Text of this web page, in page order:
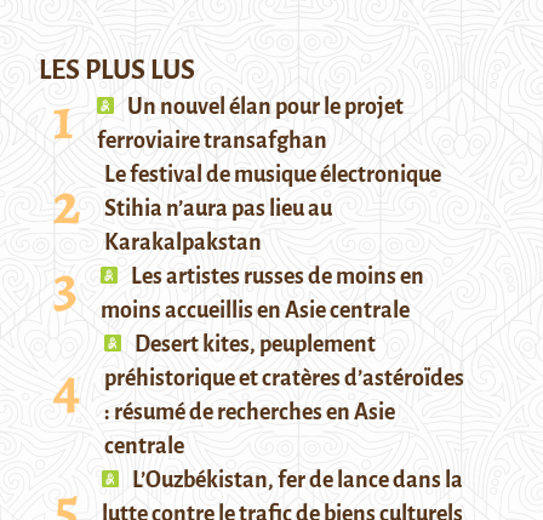
LES PLUS LUS
Un nouvel élan pour le projet
ferroviaire transafghan
Le festival de musique électronique
Stihia n’aura pas lieu au
Karakalpakstan
Les artistes russes de moins en
moins accueillis en Asie centrale
Desert kites, peuplement
préhistorique et cratères d’astéroïdes
: résumé de recherches en Asie
centrale
L’Ouzbékistan, fer de lance dans la
lutte contre le trafic de biens culturels